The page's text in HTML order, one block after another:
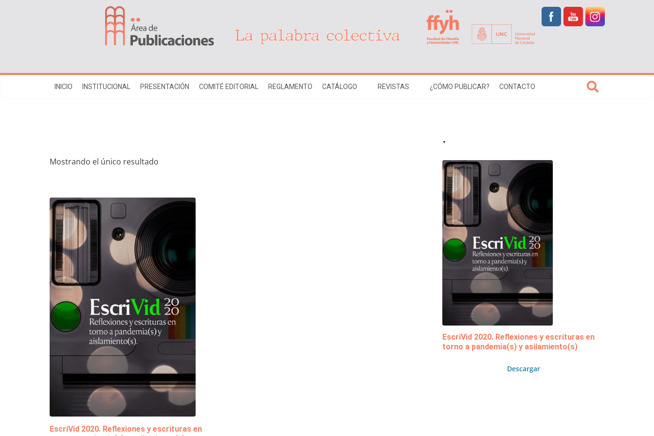
INICIO INSTITUCIONAL PRESENTACIÓN COMITÉ EDITORIAL REGLAMENTO CATÁLOGO REVISTAS ¿CÓMO PUBLICAR? CONTACTO
Mostrando el único resultado
EscriVid 2020. Reflexiones y escrituras en
.
EscriVid 2020. Reflexiones y escrituras en
torno a pandemia(s) y asilamiento(s)
Descargar